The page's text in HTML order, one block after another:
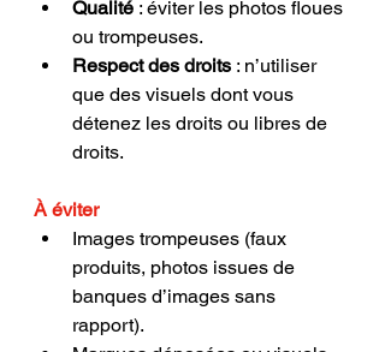
Qualité : éviter les photos floues
ou trompeuses.
Respect des droits : n’utiliser
que des visuels dont vous
détenez les droits ou libres de
droits.
À éviter
Images trompeuses (faux
produits, photos issues de
banques d’images sans
rapport).